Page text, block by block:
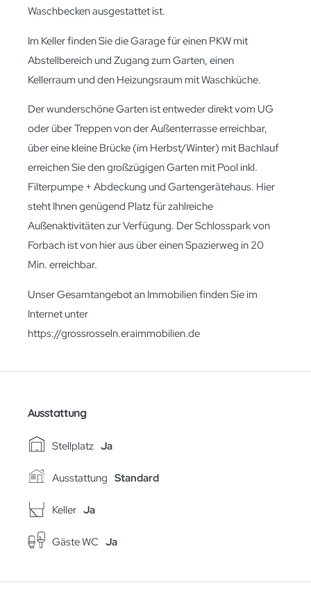
Waschbecken ausgestattet ist.
Im Keller finden Sie die Garage für einen PKW mit
Abstellbereich und Zugang zum Garten, einen
Kellerraum und den Heizungsraum mit Waschküche.
Der wunderschöne Garten ist entweder direkt vom UG
oder über Treppen von der Außenterrasse erreichbar,
über eine kleine Brücke (im Herbst/Winter) mit Bachlauf
erreichen Sie den großzügigen Garten mit Pool inkl.
Filterpumpe + Abdeckung und Gartengerätehaus. Hier
steht Ihnen genügend Platz für zahlreiche
Außenaktivitäten zur Verfügung. Der Schlosspark von
Forbach ist von hier aus über einen Spazierweg in 20
Min. erreichbar.
Unser Gesamtangebot an Immobilien finden Sie im
Internet unter
https://grossrosseln.eraimmobilien.de
Ausstattung
Stellplatz Ja
Ausstattung Standard
Keller Ja
Gäste WC Ja